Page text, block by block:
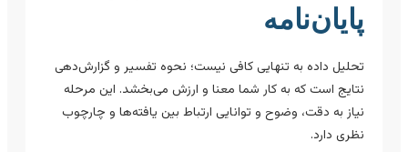
پایان‌نامه
تحلیل داده به تنهایی کافی نیست؛ نحوه تفسیر و گزارش‌دهی
نتایج است که به کار شما معنا و ارزش می‌بخشد. این مرحله
نیاز به دقت، وضوح و توانایی ارتباط بین یافته‌ها و چارچوب
نظری دارد.